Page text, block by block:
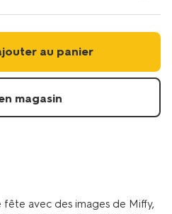
au panier
magasin
fête avec des images de Miffy,